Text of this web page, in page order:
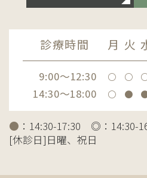
診療時間 月 火
9:00～12:30 〇 〇
14:30～18:00 〇 ●
● ：14:30-17:30 ◎：14:30-
[休診日]日曜、祝日